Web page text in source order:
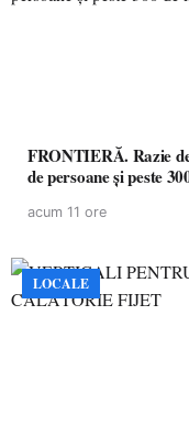
FRONTIERĂ. Razie
de persoane și peste
acum 11 ore
LOCALE